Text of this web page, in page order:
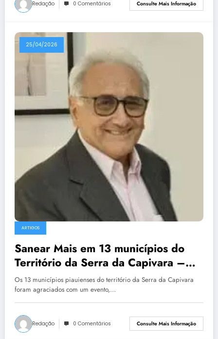
Redação 0 Comentários Consulte Mais Informação
25/04/2026
ARTIGOS
Sanear Mais em 13 municípios do
Território da Serra da Capivara –
(III)
Os 13 municípios piauienses do território da Serra da Capivara
foram agraciados com um evento,…
Redação 0 Comentários Consulte Mais Informação